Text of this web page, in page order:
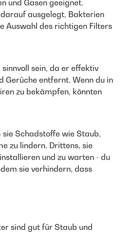
und Gasen geeignet.
ausgelegt, Bakterien
Auswahl des richtigen Filters
sein, da er effektiv
Gerüche entfernt. Wenn du in
zu bekämpfen, könnten
Schadstoffe wie Staub,
zu lindern. Drittens, sie
und zu warten - du
sie verhindern, dass
sind gut für Staub und